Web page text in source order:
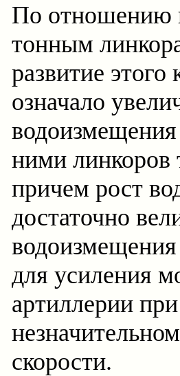
По отношению
тонным
развитие этого
означало
ними линкоров
причем рост
достаточно
для усиления
артиллерии
скорости.